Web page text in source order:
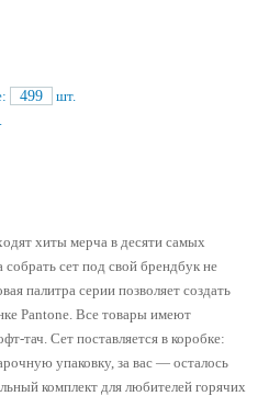
499
шт.
хиты мерча в десяти самых
сет под свой брендбук не
палитра серии позволяет создать
Pantone. Все товары имеют
тач. Сет поставляется в коробке:
упаковку, за вас — осталось
комплект для любителей горячих